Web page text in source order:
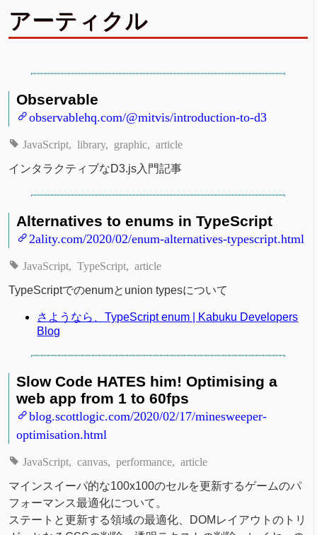
アーティクル
Observable
observablehq.com/@mitvis/introduction-to-d3
JavaScript library graphic article
インタラクティブなD3.js入門記事
Alternatives to enums in TypeScript
2ality.com/2020/02/enum-alternatives-typescript.html
JavaScript TypeScript article
TypeScriptでのenumとunion typesについて
さようなら、TypeScript enum | Kabuku Developers
Blog
Slow Code HATES him! Optimising a
web app from 1 to 60fps
blog.scottlogic.com/2020/02/17/minesweeper-
optimisation.html
JavaScript canvas performance article
マインスイーパ的な100x100のセルを更新するゲームのパ
フォーマンス最適化について。
ステートと更新する領域の最適化、DOMレイアウトのトリ